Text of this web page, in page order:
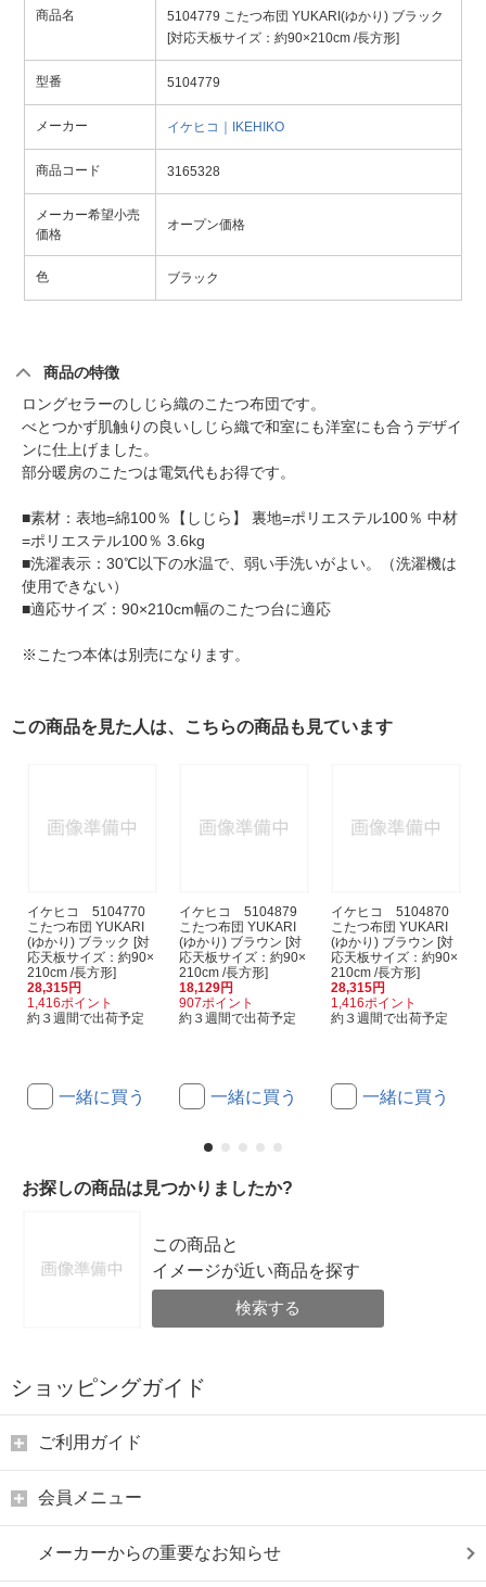
商品名
5104779 こたつ布団 YUKARI(ゆかり) ブラック
[対応天板サイズ：約90×210cm /長方形]
型番 5104779
メーカー イケヒコ｜IKEHIKO
商品コード 3165328
メーカー希望小売
価格
オープン価格
色 ブラック
商品の特徴
ロングセラーのしじら織のこたつ布団です。
べとつかず肌触りの良いしじら織で和室にも洋室にも合うデザイ
ンに仕上げました。
部分暖房のこたつは電気代もお得です。
■素材：表地=綿100％【しじら】 裏地=ポリエステル100％ 中材
=ポリエステル100％ 3.6kg
■洗濯表示：30℃以下の水温で、弱い手洗いがよい。（洗濯機は
使用できない）
■適応サイズ：90×210cm幅のこたつ台に適応
※こたつ本体は別売になります。
この商品を見た人は、こちらの商品も見ています
イケヒコ 5104770
こたつ布団 YUKARI
(ゆかり) ブラック [対
応天板サイズ：約90×
210cm /長方形]
28,315円
1,416ポイント
約３週間で出荷予定
一緒に買う
イケヒコ 5104879
こたつ布団 YUKARI
(ゆかり) ブラウン [対
応天板サイズ：約90×
210cm /長方形]
18,129円
907ポイント
約３週間で出荷予定
一緒に買う
イケヒコ 5104870
こたつ布団 YUKARI
(ゆかり) ブラウン [対
応天板サイズ：約90×
210cm /長方形]
28,315円
1,416ポイント
約３週間で出荷予定
一緒に買う
お探しの商品は見つかりましたか?
この商品と
イメージが近い商品を探す
検索する
ショッピングガイド
ご利用ガイド
会員メニュー
メーカーからの重要なお知らせ